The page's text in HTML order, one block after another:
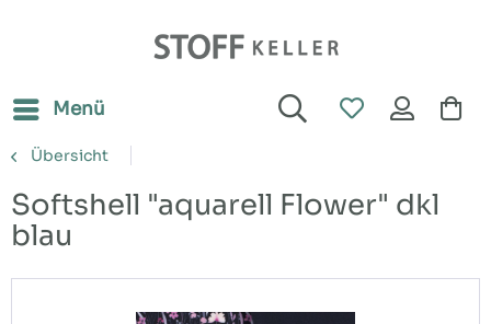
Menü
Übersicht
Softshell "aquarell Flower" dkl
blau